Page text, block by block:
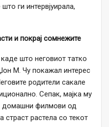
ги интервјуирала,
и покрај сомнежите
што неговиот татко
М. Чу покажал интерес
родители сакале
Сепак, мајка му
домашни филмови од
страст растела со текот